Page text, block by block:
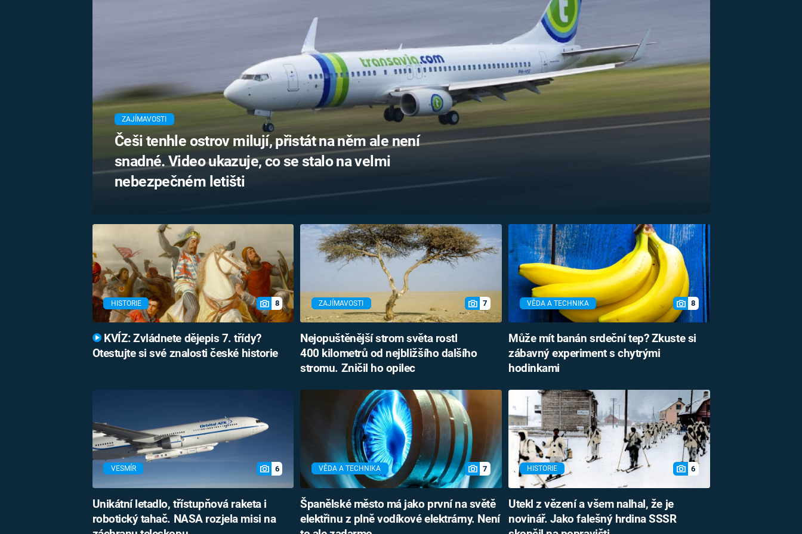
ZAJÍMAVOSTI
Češi tenhle ostrov milují, přistát na něm ale není
snadné. Video ukazuje, co se stalo na velmi
nebezpečném letišti
HISTORIE 8
KVÍZ: Zvládnete dějepis 7. třídy?
Otestujte si své znalosti české historie
ZAJÍMAVOSTI 7
Nejopuštěnější strom světa rostl
400 kilometrů od nejbližšího dalšího
stromu. Zničil ho opilec
VĚDA A TECHNIKA 8
Může mít banán srdeční tep? Zkuste si
zábavný experiment s chytrými
hodinkami
VESMÍR 6
Unikátní letadlo, třístupňová raketa i
robotický tahač. NASA rozjela misi na
VĚDA A TECHNIKA 7
Španělské město má jako první na světě
elektřinu z plně vodíkové elektrárny. Není
HISTORIE 6
Utekl z vězení a všem nalhal, že je
novinář. Jako falešný hrdina SSSR